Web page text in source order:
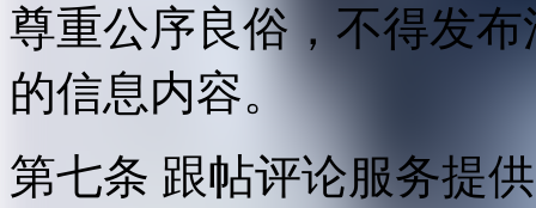
尊重公序良俗，不得发
的信息内容。
第七条 跟帖评论服务提